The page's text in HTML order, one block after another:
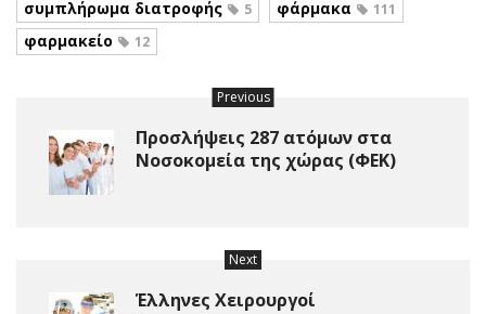
συμπλήρωμα διατροφής 5 φάρμακα 111
φαρμακείο 12
Previous
Προσλήψεις 287 ατόμων στα
Νοσοκομεία της χώρας (ΦΕΚ)
Next
Έλληνες Χειρουργοί